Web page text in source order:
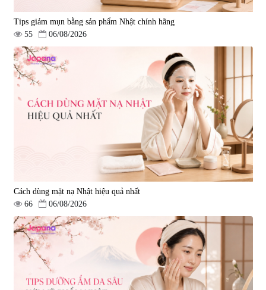
Tips giảm mụn bằng sản phẩm Nhật chính hãng
55
06/08/2026
Cách dùng mặt nạ Nhật hiệu quả nhất
66
06/08/2026